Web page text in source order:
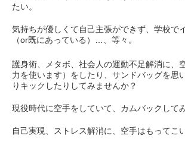
たい。
気持ちが優しくて自己主張ができず、学校で
（or既にあっている）…、等々。
護身術、メタボ、社会人の運動不足解消に、
力を使います）をしたり、サンドバッグを思
りキックしたりしてみませんか？
現役時代に空手をしていて、カムバックして
自己実現、ストレス解消に、空手はもってこ